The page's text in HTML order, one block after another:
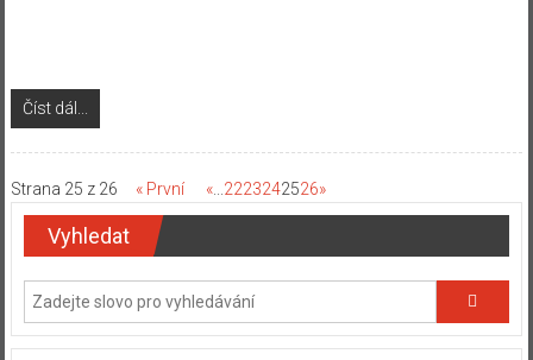
Číst dál...
Strana 25 z 26 « První «... 2223242526»
Vyhledat